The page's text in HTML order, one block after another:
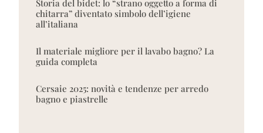
Storia del bidet: lo “strano oggetto a forma di
chitarra” diventato simbolo dell’igiene
all’italiana
Il materiale migliore per il lavabo bagno? La
guida completa
Cersaie 2025: novità e tendenze per arredo
bagno e piastrelle